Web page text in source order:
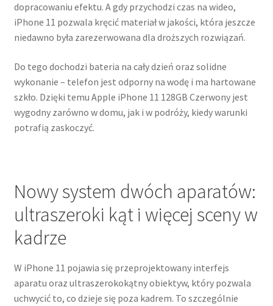
dopracowaniu efektu. A gdy przychodzi czas na wideo,
iPhone 11 pozwala kręcić materiał w jakości, która jeszcze
niedawno była zarezerwowana dla droższych rozwiązań.
Do tego dochodzi bateria na cały dzień oraz solidne
wykonanie – telefon jest odporny na wodę i ma hartowane
szkło. Dzięki temu Apple iPhone 11 128GB Czerwony jest
wygodny zarówno w domu, jak i w podróży, kiedy warunki
potrafią zaskoczyć.
Nowy system dwóch aparatów:
ultraszeroki kąt i więcej sceny w
kadrze
W iPhone 11 pojawia się przeprojektowany interfejs
aparatu oraz ultraszerokokątny obiektyw, który pozwala
uchwycić to, co dzieje się poza kadrem. To szczególnie